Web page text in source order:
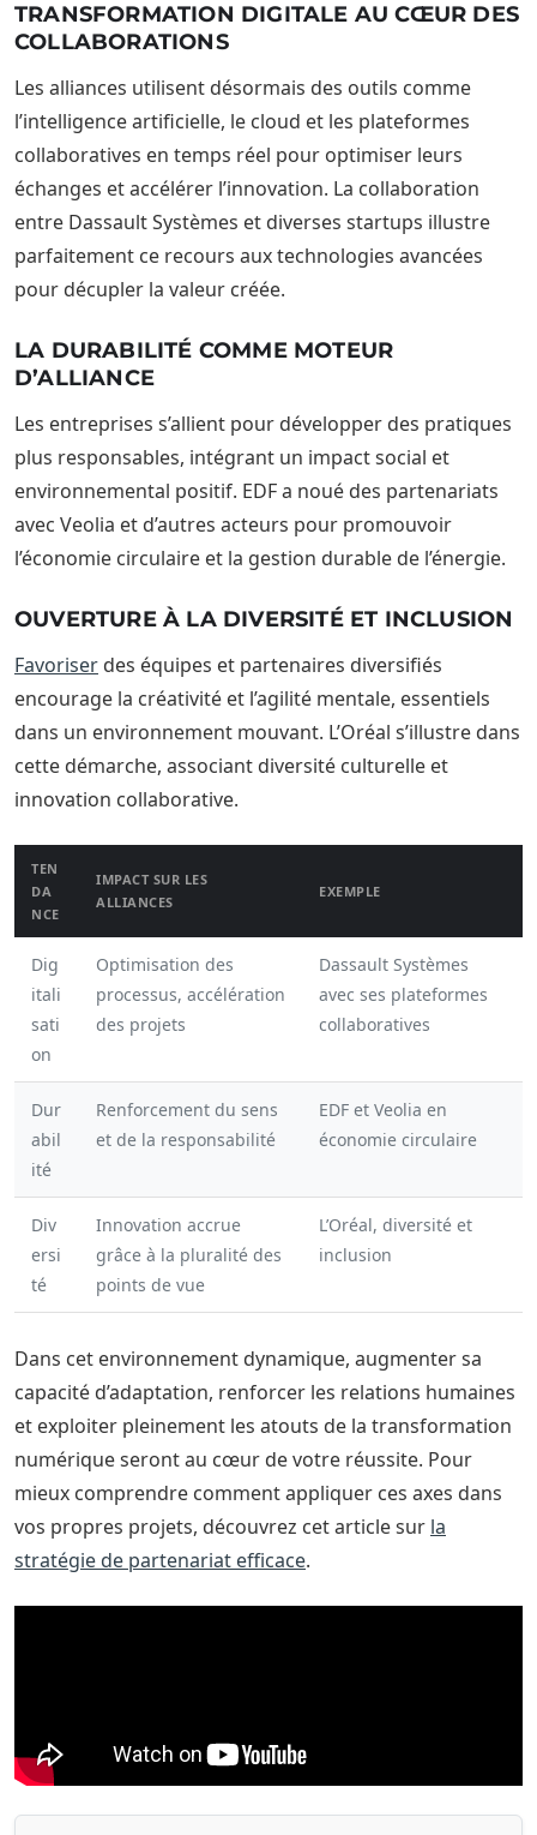
TRANSFORMATION DIGITALE AU CŒUR DES
COLLABORATIONS
Les alliances utilisent désormais des outils comme
l’intelligence artificielle, le cloud et les plateformes
collaboratives en temps réel pour optimiser leurs
échanges et accélérer l’innovation. La collaboration
entre Dassault Systèmes et diverses startups illustre
parfaitement ce recours aux technologies avancées
pour décupler la valeur créée.
LA DURABILITÉ COMME MOTEUR
D’ALLIANCE
Les entreprises s’allient pour développer des pratiques
plus responsables, intégrant un impact social et
environnemental positif. EDF a noué des partenariats
avec Veolia et d’autres acteurs pour promouvoir
l’économie circulaire et la gestion durable de l’énergie.
OUVERTURE À LA DIVERSITÉ ET INCLUSION
Favoriser des équipes et partenaires diversifiés
encourage la créativité et l’agilité mentale, essentiels
dans un environnement mouvant. L’Oréal s’illustre dans
cette démarche, associant diversité culturelle et
innovation collaborative.
TEN
DA
NCE
IMPACT SUR LES
ALLIANCES
EXEMPLE
Dig
itali
sati
on
Optimisation des
processus, accélération
des projets
Dassault Systèmes
avec ses plateformes
collaboratives
Dur
abil
ité
Renforcement du sens
et de la responsabilité
EDF et Veolia en
économie circulaire
Div
ersi
té
Innovation accrue
grâce à la pluralité des
points de vue
L’Oréal, diversité et
inclusion
Dans cet environnement dynamique, augmenter sa
capacité d’adaptation, renforcer les relations humaines
et exploiter pleinement les atouts de la transformation
numérique seront au cœur de votre réussite. Pour
mieux comprendre comment appliquer ces axes dans
vos propres projets, découvrez cet article sur la
stratégie de partenariat efficace.